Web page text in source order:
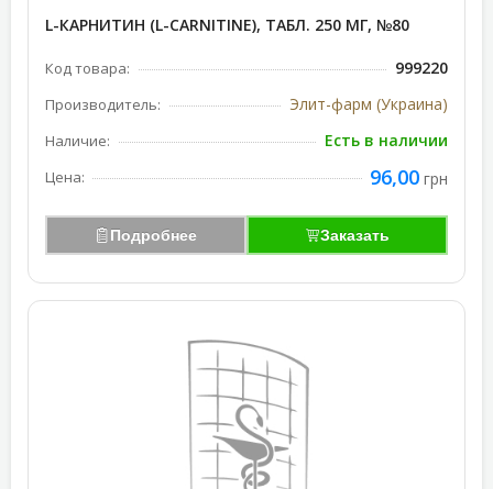
L-КАРНИТИН (L-CARNITINE), ТАБЛ. 250 МГ, №80
Код товара: 999220
Производитель: Элит-фарм (Украина)
Наличие: Есть в наличии
Цена: 96,00 грн
Подробнее Заказать